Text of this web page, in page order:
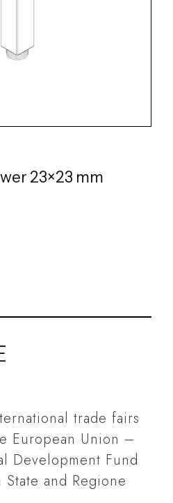
23×23 mm
trade fairs
European Union –
Development Fund
State and Regione